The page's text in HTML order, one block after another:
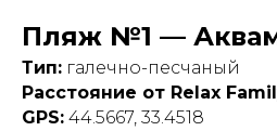
Пляж №1 —
Тип: галечно-песчаный
Расстояние от Relax
GPS: 44.5667, 33.4518